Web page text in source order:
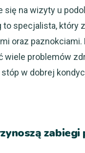
na wizyty u
to specjalista,
oraz
problemów
w dobrej